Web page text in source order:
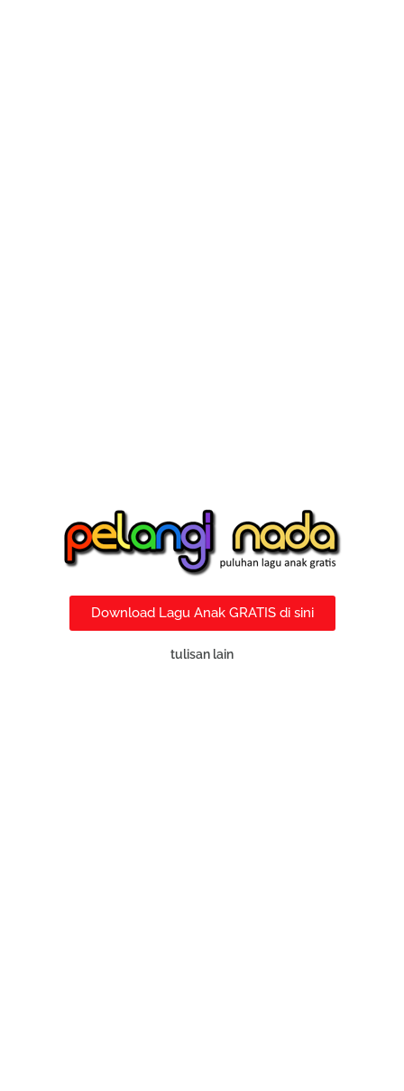
Download Lagu Anak GRATIS di sini
tulisan lain